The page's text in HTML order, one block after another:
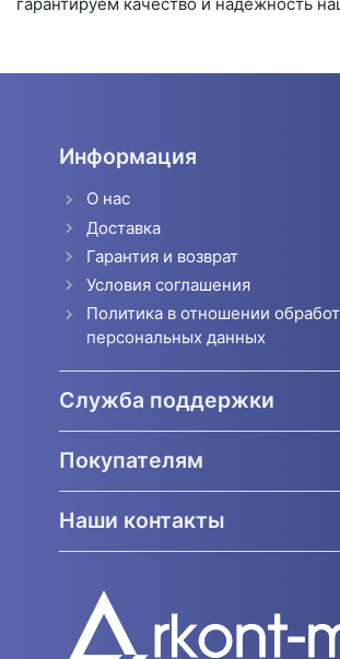
Информация
О нас
Доставка
Гарантия и возврат
Условия соглашения
Политика в отношении
персональных данных
Служба поддержки
Покупателям
Наши контакты